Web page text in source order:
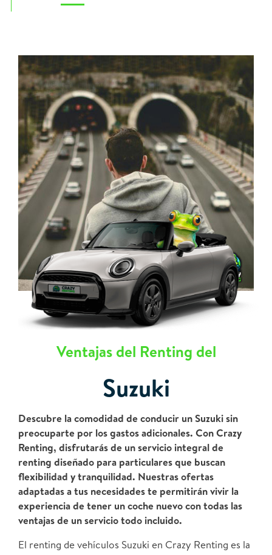
Ventajas del Renting del
Suzuki
Descubre la comodidad de conducir un Suzuki sin
preocuparte por los gastos adicionales. Con Crazy
Renting, disfrutarás de un servicio integral de
renting diseñado para particulares que buscan
flexibilidad y tranquilidad. Nuestras ofertas
adaptadas a tus necesidades te permitirán vivir la
experiencia de tener un coche nuevo con todas las
ventajas de un servicio todo incluido.
El renting de vehículos Suzuki en Crazy Renting es la